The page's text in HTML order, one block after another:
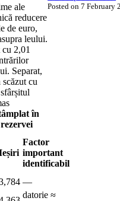
ale
reducere
de euro,
leului.
2,01
Separat,
cu
în
Factor
important
identificabil
—
datorie ≈
Posted on 7 February